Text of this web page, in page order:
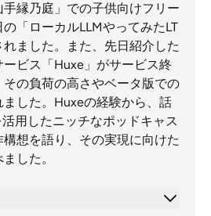
縁乃庭」での子供向けフリー
「ローカルLLMやってみたLT
ました。また、先日紹介した
ビス「Huxe」がサービス終
の負荷の高さやベータ版での
した。Huxeの経験から、話
用したニッチなポッドキャス
構想を語り、その実現に向けた
した。